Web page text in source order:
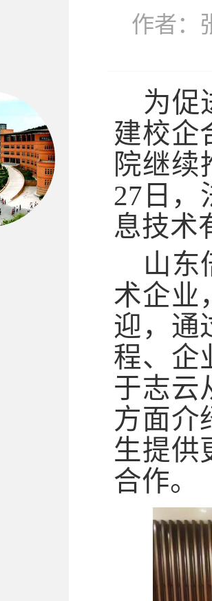
作者
为促
建校企
院继续
27 日
息技术
山东
术企业
迎，通
程、企
于志云
方面介
生提供
合作。